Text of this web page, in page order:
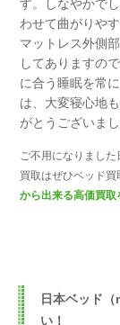
す。
しなやかで
わせて曲がりや
マットレス外側
してありますの
に合う睡眠を常
は、大変寝心地
がとうございまし
ご不用になりまし
買取はぜひベッド
から出来る高価買取
日本ベッド
い！